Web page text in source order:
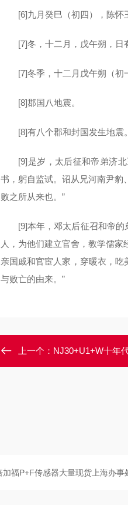
[6]九月癸巳（初四），陈怀
[7]冬，十二月，戊午朔，日
[7]冬季，十二月戊午朔（初一
[8]郡国八地震。
[8]有八个郡和封国发生地震。
[9]是岁，太后征和帝弟济北
书，躬自监试。诏从兄河南尹豹
败之所从来也。”
[9]本年，邓太后征召和帝的
人，为他们建立官舍，教学儒
亲国戚和官宦人家，穿暖衣，
与败亡的由来。”
上一个： NJ30+U1+W十年代理倍加福